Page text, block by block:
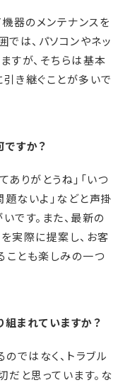
器のメンテナンスを
では、パソコンやネッ
すが、そちらは基本
き継ぐことが多いで
すか？
ありがとうね」「いつ
ないよ」などと声掛
です。また、最新の
実際に提案し、お客
ことも楽しみの一つ
まれていますか？
ではなく、トラブル
だと思っています。な